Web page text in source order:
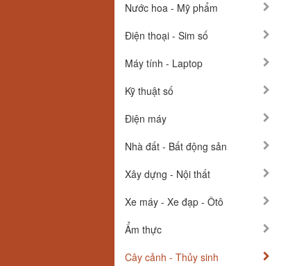
Nước hoa - Mỹ phẩm
Điện thoại - Sim số
Máy tính - Laptop
Kỹ thuật số
Điện máy
Nhà đất - Bất động sản
Xây dựng - Nội thất
Xe máy - Xe đạp - Ôtô
Ẩm thực
Cây cảnh - Thủy sinh